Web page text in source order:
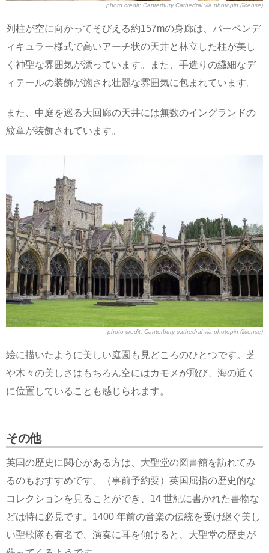
photo credit: Canterbury Cathedralvia photopin (license)
列柱が空に向かってそびえる約157mの身廊は、パーペンデ
ィキュラー様式で高いアーチ状の天井と林立した柱が美し
く神聖な雰囲気が漂っています。また、手造りの繊細なデ
ィテールの装飾が施され壮麗な雰囲気に包まれています。
また、中庭を巡る大回廊の天井には無数のイングランドの
紋章が装飾されています。
photo credit: Canterbury cathedralvia photopin (license)
絵に描いたように美しい庭園も見どころのひとつです。芝
や木々の美しさはもちろん空にはカモメが飛び、海の近く
に位置していることも感じられます。
その他
英国の歴史に関心がある方は、大聖堂の図書館を訪れてみ
るのもおすすめです。（事前予約要）英国屈指の歴史的な
コレクションを見ることができ、14 世紀に書かれた書物な
どは特に必見です。1400 年前の音楽の伝統を受け継ぐ美し
い聖歌隊も有名で、演奏に耳を傾けると、大聖堂の歴史が